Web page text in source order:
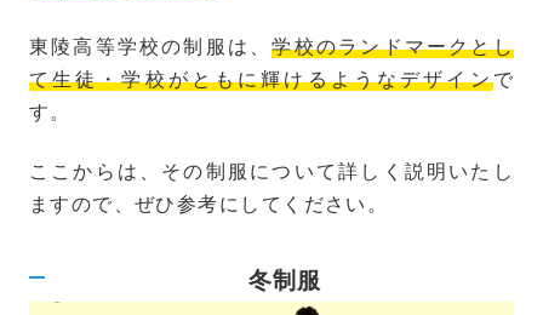
東陵高等学校の制服は、学校のランドマークとし
て生徒・学校がともに輝けるようなデザインで
す。
ここからは、その制服について詳しく説明いたし
ますので、ぜひ参考にしてください。
冬制服